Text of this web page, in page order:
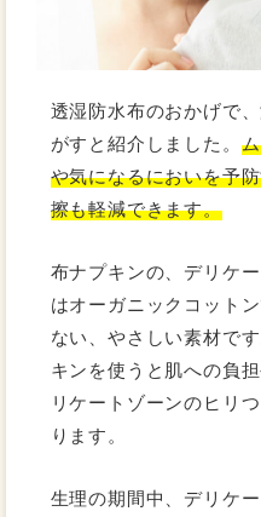
透湿防水布のおかげで
がすと紹介しました。
や気になるにおいを予
擦も軽減できます。
布ナプキンの、デリケ
はオーガニックコット
ない、やさしい素材で
キンを使うと肌への負
リケートゾーンのヒリ
ります。
生理の期間中、デリケ